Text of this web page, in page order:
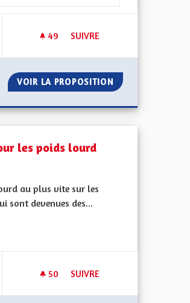
49 49 ABONNÉS
SUIVRE
VOIR LA PROPOSITION EN MARCHE
DES VILLAGES
les poids lourd
au plus vite sur les
sont devenues des...
: Autres
50 50 ABONNÉS
SUIVRE